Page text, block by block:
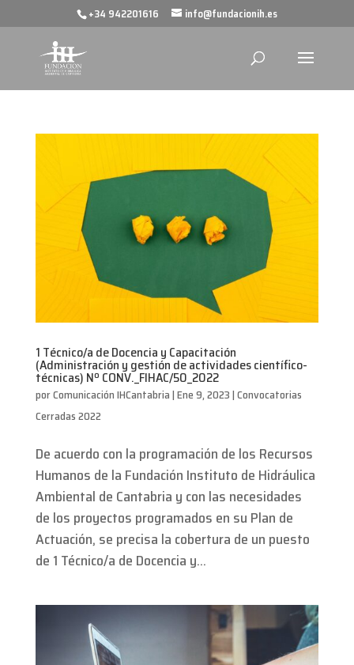
+34 942201616 info@fundacionih.es
1 Técnico/a de Docencia y Capacitación
(Administración y gestión de actividades científico-
técnicas) Nº CONV._FIHAC/50_2022
porComunicación IHCantabria|Ene 9, 2023|Convocatorias
Cerradas 2022
De acuerdo con la programación de los Recursos
Humanos de la Fundación Instituto de Hidráulica
Ambiental de Cantabria y con las necesidades
de los proyectos programados en su Plan de
Actuación, se precisa la cobertura de un puesto
de 1 Técnico/a de Docencia y...